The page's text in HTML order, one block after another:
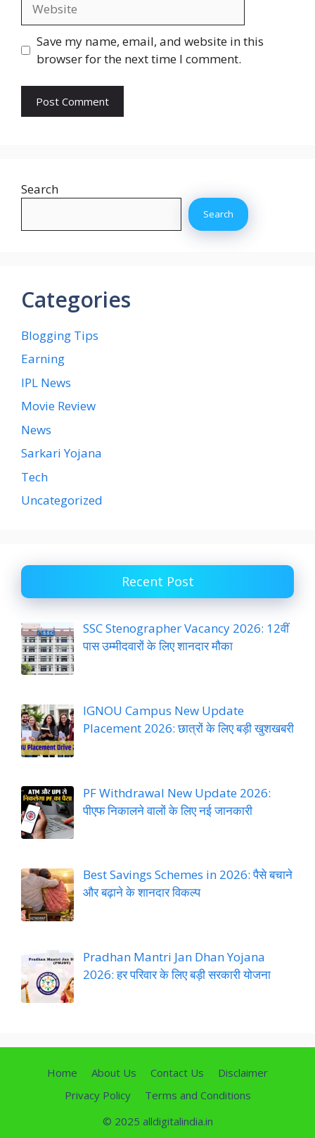
Save my name, email, and website in this
browser for the next time I comment.
Search
Search
Categories
Blogging Tips
Earning
IPL News
Movie Review
News
Sarkari Yojana
Tech
Uncategorized
Recent Post
SSC Stenographer Vacancy 2026: 12वीं
पास उम्मीदवारों के लिए शानदार मौका
IGNOU Campus New Update
Placement 2026: छात्रों के लिए बड़ी खुशखबरी
PF Withdrawal New Update 2026:
पीएफ निकालने वालों के लिए नई जानकारी
Best Savings Schemes in 2026: पैसे बचाने
और बढ़ाने के शानदार विकल्प
Pradhan Mantri Jan Dhan Yojana
2026: हर परिवार के लिए बड़ी सरकारी योजना
Home About Us Contact Us
Disclaimer
Privacy Policy
Terms and Conditions
© 2025 alldigitalindia.in